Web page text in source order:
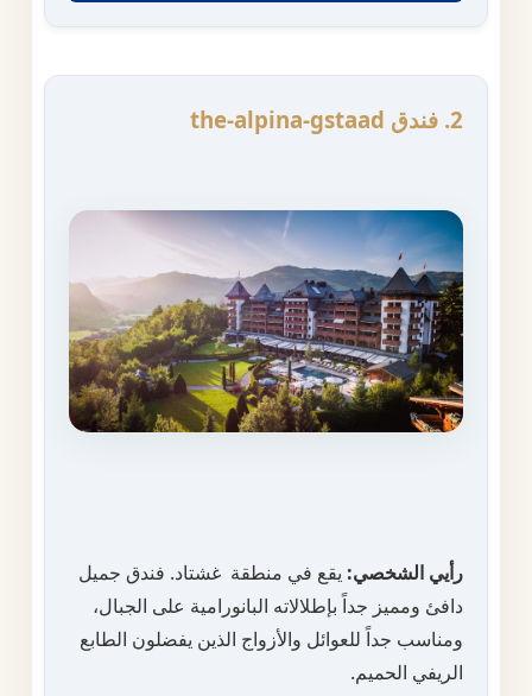
2. فندق the-alpina-gstaad
رأيي الشخصي: يقع في منطقة غشتاد. فندق جميل
دافئ ومميز جداً بإطلالاته البانورامية على الجبال،
ومناسب جداً للعوائل والأزواج الذين يفضلون الطابع
الريفي الحميم.